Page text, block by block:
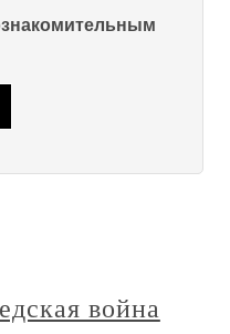
война